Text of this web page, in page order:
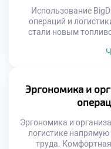
Использование
операций и
стали новым
расчетам. Решения
инструментами
грамотность
Эргономика и
Эргономика и
логистике
труда.